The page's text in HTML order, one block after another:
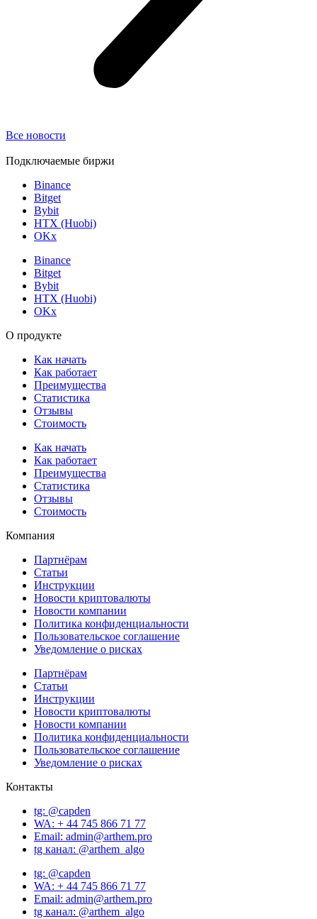
Все новости
Подключаемые биржи
Binance
Bitget
Bybit
HTX (Huobi)
OKx
Binance
Bitget
Bybit
HTX (Huobi)
OKx
О продукте
Как начать
Как работает
Преимущества
Статистика
Отзывы
Стоимость
Как начать
Как работает
Преимущества
Статистика
Отзывы
Стоимость
Компания
Партнёрам
Статьи
Инструкции
Новости криптовалюты
Новости компании
Политика конфиденциальности
Пользовательское соглашение
Уведомление о рисках
Партнёрам
Статьи
Инструкции
Новости криптовалюты
Новости компании
Политика конфиденциальности
Пользовательское соглашение
Уведомление о рисках
Контакты
tg: @capden
WA: + 44 745 866 71 77
Email: admin@arthem.pro
tg канал: @arthem_algo
tg: @capden
WA: + 44 745 866 71 77
Email: admin@arthem.pro
tg канал: @arthem_algo